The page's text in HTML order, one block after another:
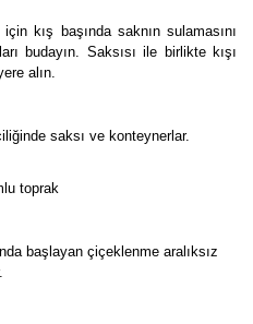
kış başında saknın sulamasını
budayın. Saksısı ile birlikte kışı
alın.
saksı ve konteynerlar.
toprak
başlayan çiçeklenme aralıksız